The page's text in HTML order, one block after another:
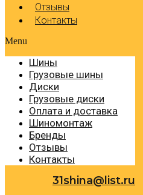
Отзывы
Контакты
Menu
Шины
Грузовые шины
Диски
Грузовые диски
Оплата и доставка
Шиномонтаж
Бренды
Отзывы
Контакты
31shina@list.ru